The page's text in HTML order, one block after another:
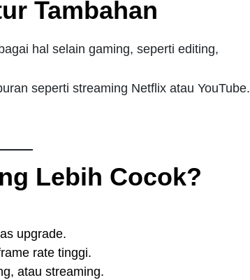
Tambahan
hal selain gaming, seperti editing,
seperti streaming Netflix atau YouTube.
Lebih Cocok?
upgrade.
rate tinggi.
atau streaming.